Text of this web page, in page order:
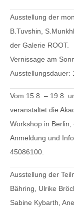
Ausstellung der
B.Tuvshin,
der Galerie ROOT.
Vernissage am
Ausstellungsdauer:
Vom 15.8. – 19.8.
veranstaltet die
Workshop in
Anmeldung und
45086100.
Ausstellung der
Bähring, Ulrike
Sabine Kybarth,